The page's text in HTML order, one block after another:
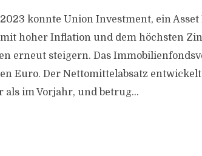
konnte Union Investment, ein
hoher Inflation und dem höchsten
erneut steigern. Das
Euro. Der Nettomittelabsatz
im Vorjahr, und betrug...